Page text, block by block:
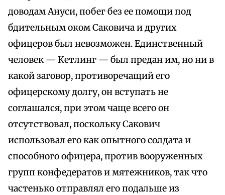
доводам Ануси, побег без ее помощи под
бдительным оком Саковича и других
офицеров был невозможен. Единственный
человек — Кетлинг — был предан им, но ни в
какой заговор, противоречащий его
офицерскому долгу, он вступать не
соглашался, при этом чаще всего он
отсутствовал, поскольку Сакович
использовал его как опытного солдата и
способного офицера, против вооруженных
групп конфедератов и мятежников, так что
частенько отправлял его подальше из